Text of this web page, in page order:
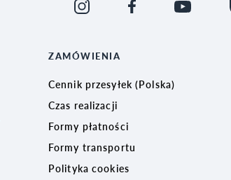
ZAMÓWIENIA
Cennik przesyłek (Polska)
Czas realizacji
Formy płatności
Formy transportu
Polityka cookies